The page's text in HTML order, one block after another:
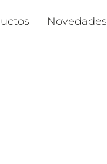
Novedades